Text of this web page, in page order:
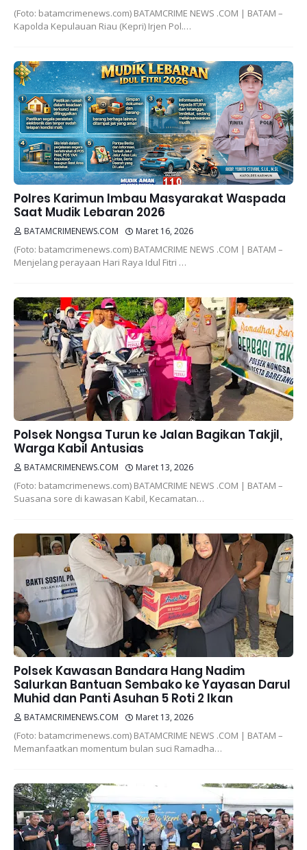
(Foto: batamcrimenews.com) BATAMCRIME NEWS .COM | BATAM –
Kapolda Kepulauan Riau (Kepri) Irjen Pol.…
Polres Karimun Imbau Masyarakat Waspada
Saat Mudik Lebaran 2026
BATAMCRIMENEWS.COM Maret 16, 2026
(Foto: batamcrimenews.com) BATAMCRIME NEWS .COM | BATAM –
Menjelang perayaan Hari Raya Idul Fitri …
Polsek Nongsa Turun ke Jalan Bagikan Takjil,
Warga Kabil Antusias
BATAMCRIMENEWS.COM Maret 13, 2026
(Foto: batamcrimenews.com) BATAMCRIME NEWS .COM | BATAM –
Suasana sore di kawasan Kabil, Kecamatan…
Polsek Kawasan Bandara Hang Nadim
Salurkan Bantuan Sembako ke Yayasan Darul
Muhid dan Panti Asuhan 5 Roti 2 Ikan
BATAMCRIMENEWS.COM Maret 13, 2026
(Foto: batamcrimenews.com) BATAMCRIME NEWS .COM | BATAM –
Memanfaatkan momentum bulan suci Ramadha…